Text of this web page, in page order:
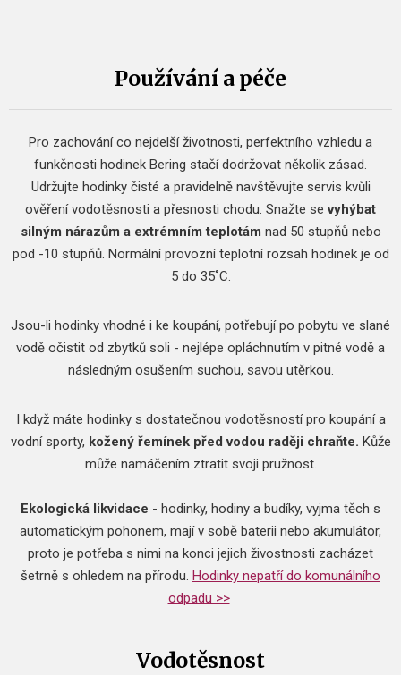
Používání a péče
Pro zachování co nejdelší životnosti, perfektního vzhledu a
funkčnosti hodinek Bering stačí dodržovat několik zásad.
Udržujte hodinky čisté a pravidelně navštěvujte servis kvůli
ověření vodotěsnosti a přesnosti chodu. Snažte sevyhýbat
silným nárazům a extrémním teplotám nad 50 stupňů nebo
pod -10 stupňů. Normální provozní teplotní rozsah hodinek je od
5 do 35˚C.
Jsou-li hodinky vhodné i ke koupání, potřebují po pobytu ve slané
vodě očistit od zbytků soli - nejlépe opláchnutím v pitné vodě a
následným osušením suchou, savou utěrkou.
I když máte hodinky s dostatečnou vodotěsností pro koupání a
vodní sporty, kožený řemínek před vodou raději chraňte. Kůže
může namáčením ztratit svoji pružnost.
Ekologická likvidace - hodinky, hodiny a budíky, vyjma těch s
automatickým pohonem, mají v sobě baterii nebo akumulátor,
proto je potřeba s nimi na konci jejich živostnosti zacházet
šetrně s ohledem na přírodu. Hodinky nepatří do komunálního
odpadu >>
Vodotěsnost